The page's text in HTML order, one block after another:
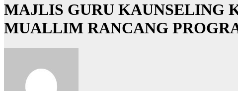
MAJLIS GURU KAUNSELING
MUALLIM RANCANG